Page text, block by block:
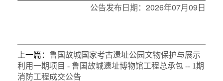
公告发布日期：2026年07月09日
上一篇： 鲁国故城国家考古遗址公园文物保护与展示
利用一期项目 - 鲁国故城遗址博物馆工程总承包 -- 1期
消防工程成交公告